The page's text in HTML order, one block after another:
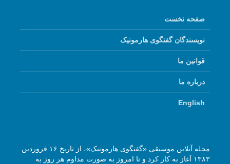
صفحه نخست
نویسندگان گفتگوی هارمونیک
قوانین ما
درباره ما
English
مجله آنلاین موسیقی «گفتگوی هارمونیک»، از تاریخ ۱۶ فروردین
۱۳۸۳ آغاز به کار کرد و تا امروز به صورت مداوم هر روز به